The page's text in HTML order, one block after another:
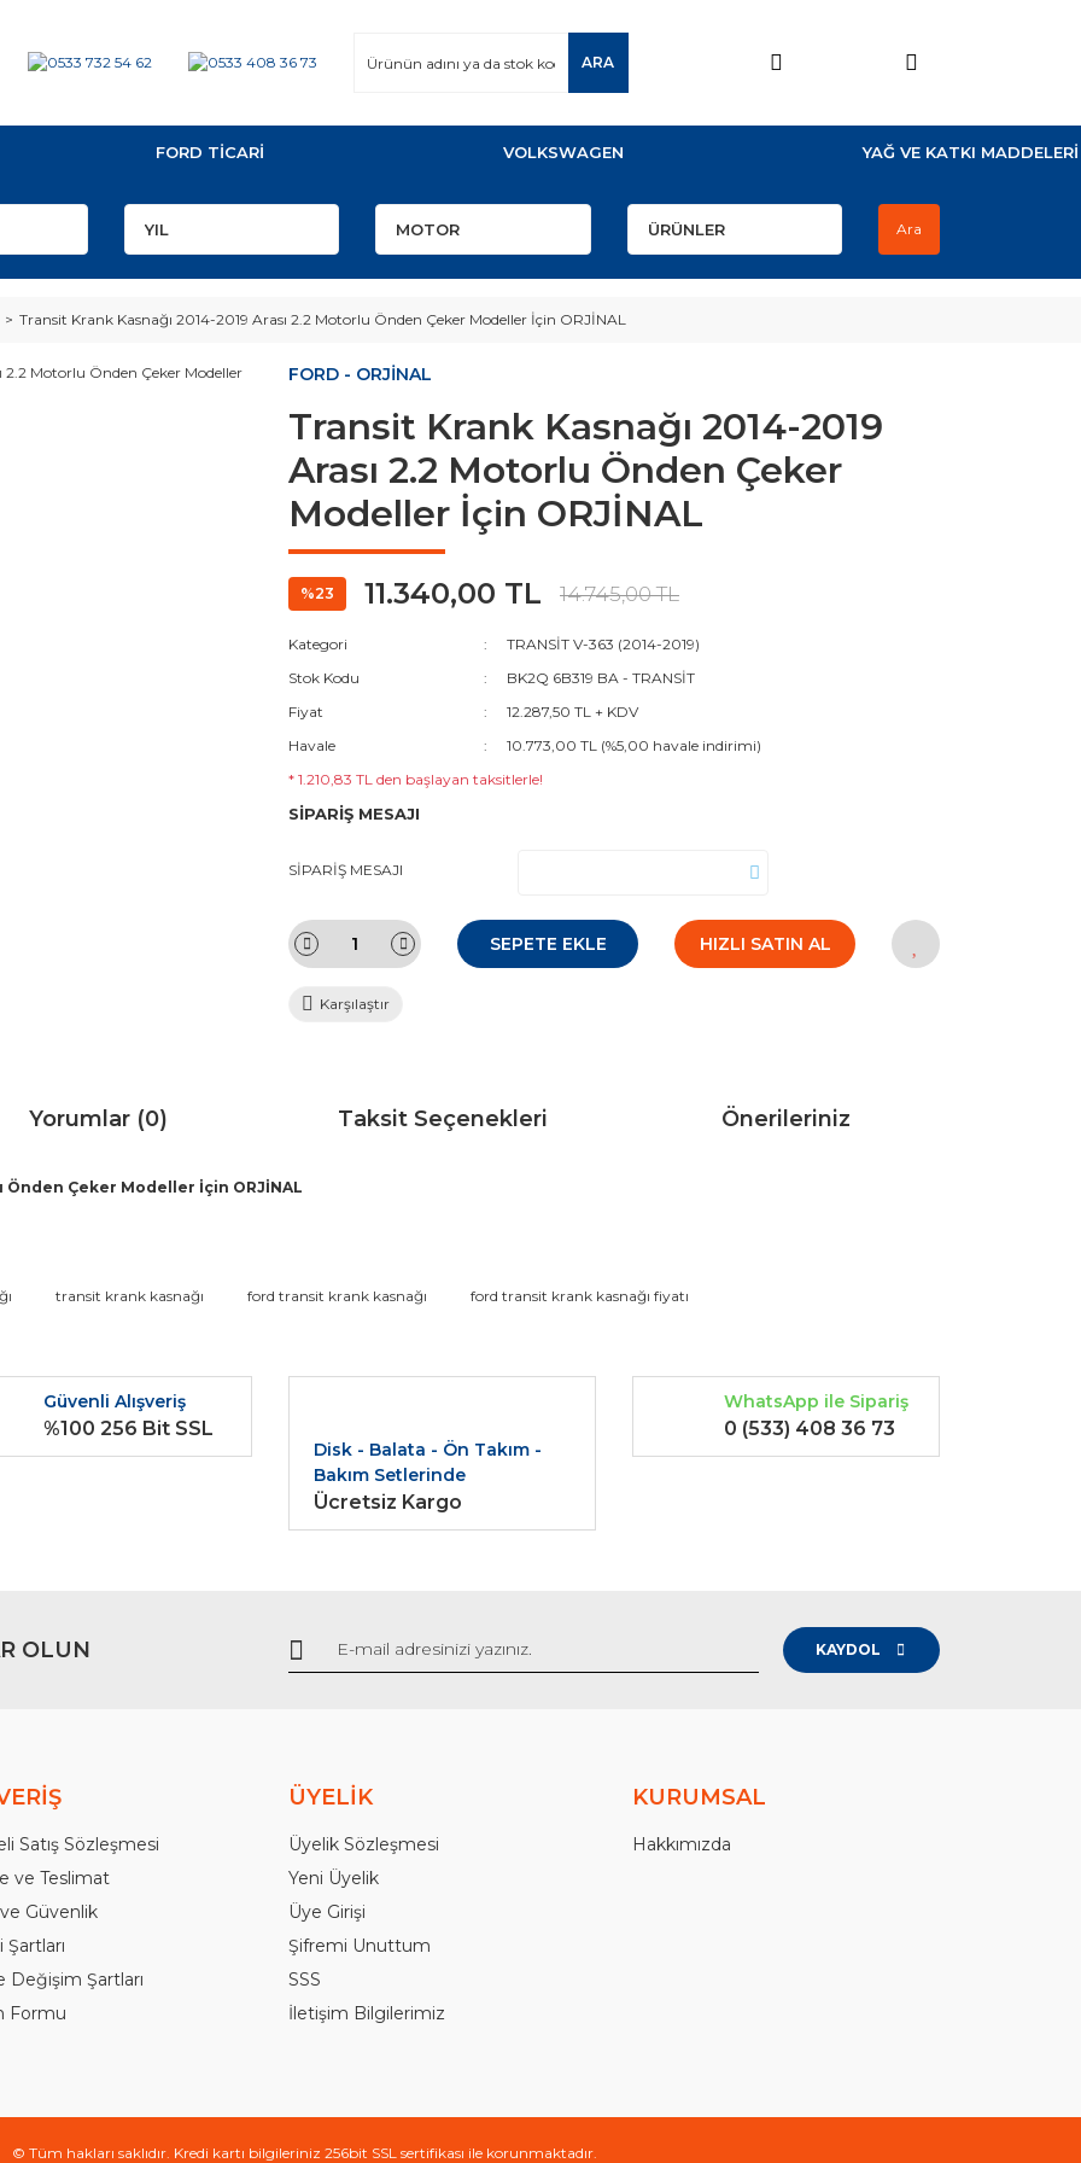
ARA
FORD TİCARİ VOLKSWAGEN YAĞ VE KATKI MADDELERİ
Ara
Transit Krank Kasnağı 2014-2019 Arası 2.2 Motorlu Önden Çeker Modeller İçin ORJİNAL
FORD - ORJİNAL
Transit Krank Kasnağı 2014-2019
Arası 2.2 Motorlu Önden Çeker
Modeller İçin ORJİNAL
%23 11.340,00 TL 14.745,00 TL
Kategori
TRANSİT V-363 (2014-2019)
Stok Kodu
BK2Q 6B319 BA - TRANSİT
Fiyat
12.287,50 TL + KDV
Havale
10.773,00 TL (%5,00 havale indirimi)
* 1.210,83 TL den başlayan taksitlerle!
SİPARİŞ MESAJI
SİPARİŞ MESAJI
SEPETE EKLE HIZLI SATIN AL
Karşılaştır
Yorumlar (0) Taksit Seçenekleri Önerileriniz
Önden Çeker Modeller İçin ORJİNAL
diğer konularda yetersiz gördüğünüz noktaları öneri formunu kullanarak tarafımıza iletebilirsiniz.
Gönder
transit krank kasnağı ford transit krank kasnağı ford transit krank kasnağı fiyatı
Güvenli Alışveriş
%100 256 Bit SSL
Disk - Balata - Ön Takım -
Bakım Setlerinde
Ücretsiz Kargo
WhatsApp ile Sipariş
0 (533) 408 36 73
OLUN KAYDOL
Satış Sözleşmesi
ve Teslimat
Güvenlik
Şartları
Değişim Şartları
Formu
ÜYELİK
Üyelik Sözleşmesi
Yeni Üyelik
Üye Girişi
Şifremi Unuttum
SSS
İletişim Bilgilerimiz
KURUMSAL
Hakkımızda
© Tüm hakları saklıdır. Kredi kartı bilgileriniz 256bit SSL sertifikası ile korunmaktadır.